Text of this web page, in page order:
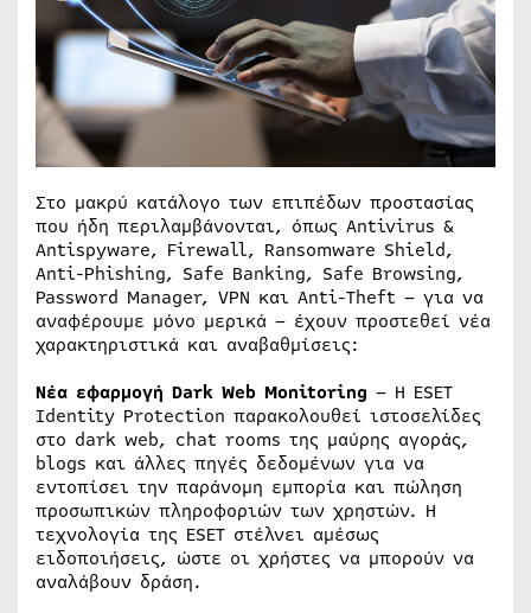
Στο μακρύ κατάλογο των επιπέδων προστασίας
που ήδη περιλαμβάνονται, όπως Antivirus &
Antispyware, Firewall, Ransomware Shield,
Anti-Phishing, Safe Banking, Safe Browsing,
Password Manager, VPN και Anti-Theft – για να
αναφέρουμε μόνο μερικά – έχουν προστεθεί νέα
χαρακτηριστικά και αναβαθμίσεις:
Νέα εφαρμογή Dark Web Monitoring – Η ESET
Identity Protection παρακολουθεί ιστοσελίδες
στο dark web, chat rooms της μαύρης αγοράς,
blogs και άλλες πηγές δεδομένων για να
εντοπίσει την παράνομη εμπορία και πώληση
προσωπικών πληροφοριών των χρηστών. Η
τεχνολογία της ESET στέλνει αμέσως
ειδοποιήσεις, ώστε οι χρήστες να μπορούν να
αναλάβουν δράση.